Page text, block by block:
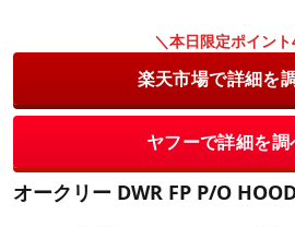
＼本日限定ポイン
楽天市場で詳細を
ヤフーで詳細を調
オークリー DWR FP P/O